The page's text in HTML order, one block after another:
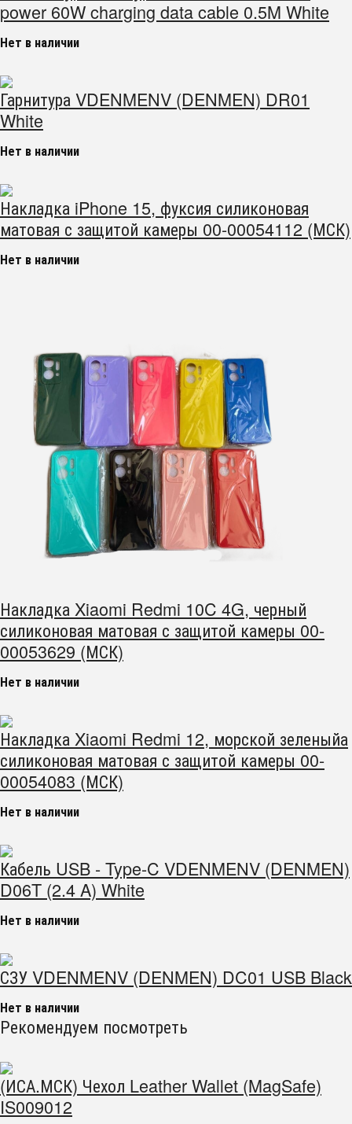
power 60W charging data cable 0.5M White
Нет в наличии
Гарнитура VDENMENV (DENMEN) DR01
White
Нет в наличии
Накладка iPhone 15, фуксия силиконовая
матовая с защитой камеры 00-00054112 (МСК)
Нет в наличии
Накладка Xiaomi Redmi 10C 4G, черный
силиконовая матовая с защитой камеры 00-
00053629 (МСК)
Нет в наличии
Накладка Xiaomi Redmi 12, морской зеленыйа
силиконовая матовая с защитой камеры 00-
00054083 (МСК)
Нет в наличии
Кабель USB - Type-C VDENMENV (DENMEN)
D06T (2.4 A) White
Нет в наличии
СЗУ VDENMENV (DENMEN) DC01 USB Black
Нет в наличии
Рекомендуем посмотреть
(ИСА.МСК) Чехол Leather Wallet (MagSafe)
IS009012